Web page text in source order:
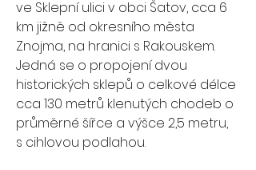
ve Sklepní ulici v obci Šatov, cca 6
km jižně od okresního města
Znojma, na hranici s Rakouskem.
Jedná se o propojení dvou
historických sklepů o celkové délce
cca 130 metrů klenutých chodeb o
průměrné šířce a výšce 2,5 metru,
s cihlovou podlahou.